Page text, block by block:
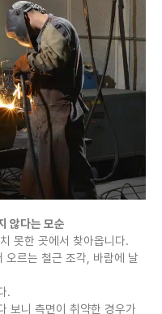
않다는 모순
못한 곳에서 찾아옵니다.
오르는 철근 조각, 바람에 날
.
보니 측면이 취약한 경우가